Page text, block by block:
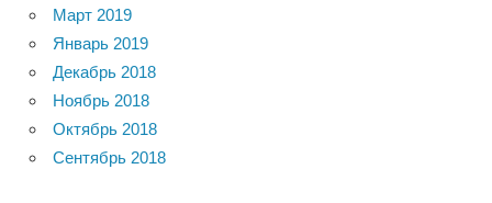
Март 2019
Январь 2019
Декабрь 2018
Ноябрь 2018
Октябрь 2018
Сентябрь 2018